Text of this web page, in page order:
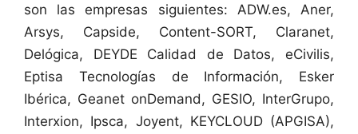
son las empresas siguientes: ADW.es, Aner,
Arsys, Capside, Content-SORT, Claranet,
Delógica, DEYDE Calidad de Datos, eCivilis,
Eptisa Tecnologías de Información, Esker
Ibérica, Geanet onDemand, GESIO, InterGrupo,
Interxion, Ipsca, Joyent, KEYCLOUD (APGISA),